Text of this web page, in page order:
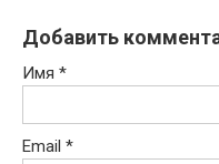
Добавить
Имя *
Email *